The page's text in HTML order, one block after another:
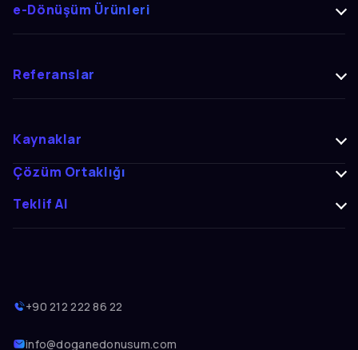
+90 212 222 86 22
info@doganedonusum.com
e-Dönüşüm Ürünleri
Referanslar
Kaynaklar
Çözüm Ortaklığı
Teklif Al